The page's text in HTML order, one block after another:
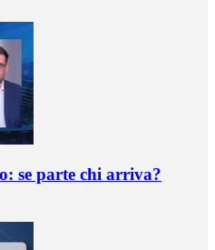
se parte chi arriva?